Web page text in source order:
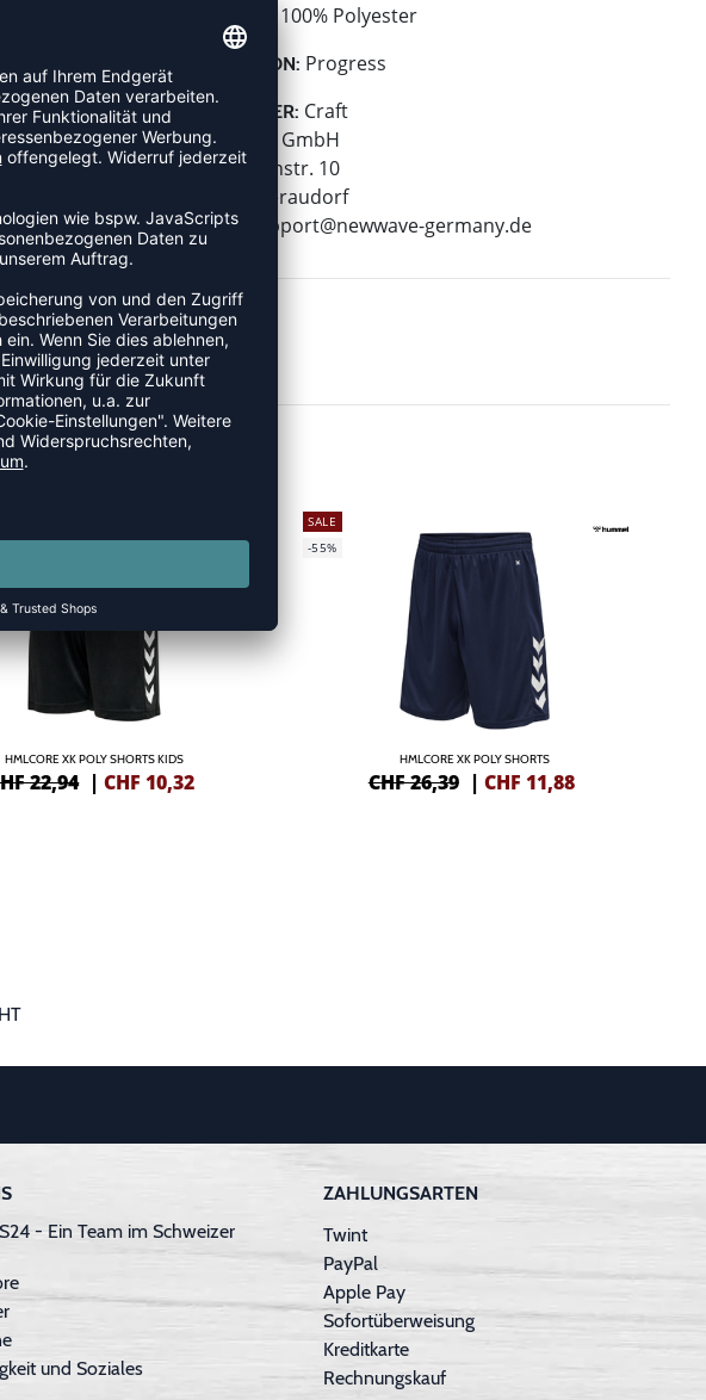
die an der
du durch
Angriff bist.
100% Polyester
KOLLEKTION: Progress
HERSTELLER: Craft
New Wave GmbH
Geigelsteinstr. 10
83080 Oberaudorf
E-Mail:
support@newwave-germany.de
HMLCORE XK POLY SHORTS KIDS
22,94 |CHF 10,32
SALE
-55%
HMLCORE XK POLY SHORTS
CHF 26,39 | CHF 11,88
- Ein Team im Schweizer
und Soziales
ZAHLUNGSARTEN
Twint
PayPal
Apple Pay
Sofortüberweisung
Kreditkarte
Rechnungskauf